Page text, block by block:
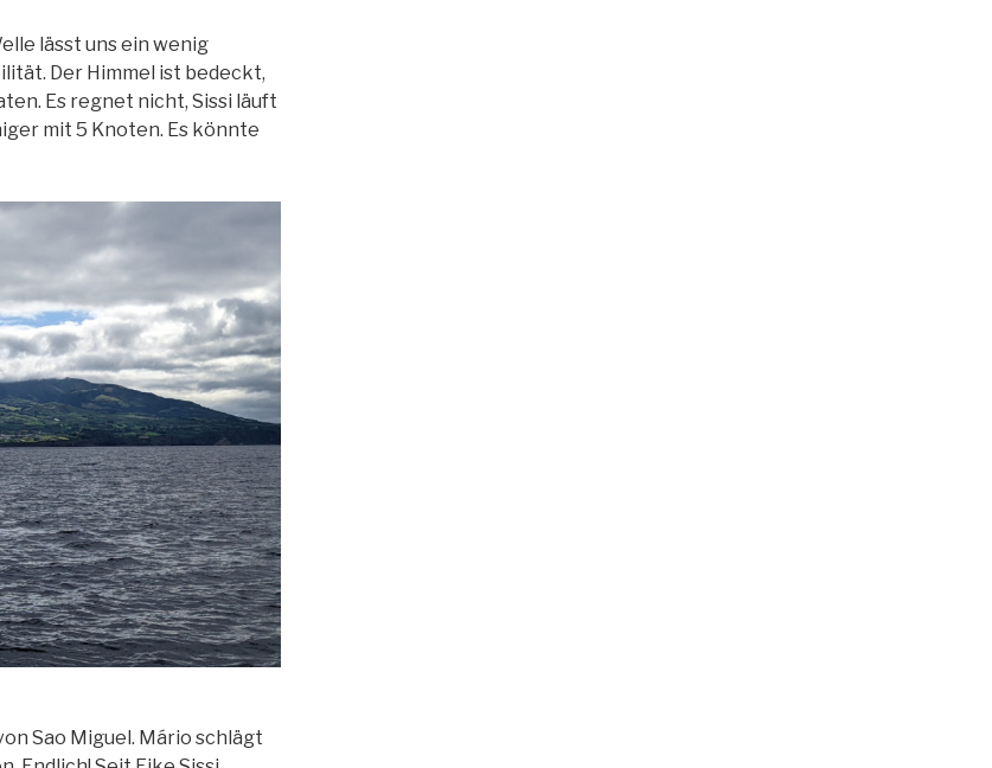
lässt uns ein wenig
Der Himmel ist bedeckt,
Es regnet nicht, Sissi läuft
mit 5 Knoten. Es könnte
Sao Miguel. Mário schlägt